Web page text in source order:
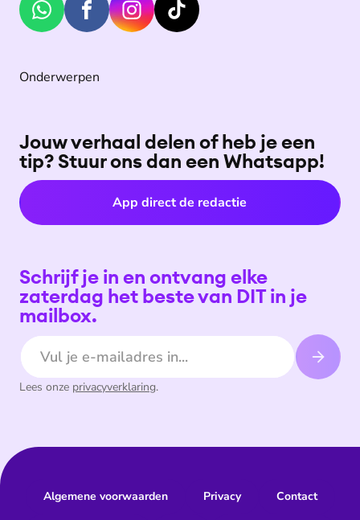
Onderwerpen
Jouw verhaal delen of heb je een
tip? Stuur ons dan een Whatsapp!
App direct de redactie
Schrijf je in en ontvang elke
zaterdag het beste van DIT in je
mailbox.
E-mailadres
Lees onze privacyverklaring.
Algemene voorwaarden Privacy Contact